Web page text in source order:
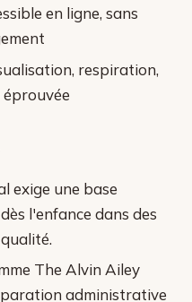
en ligne, sans
respiration,
exige une base
l'enfance dans des
The Alvin Ailey
administrative